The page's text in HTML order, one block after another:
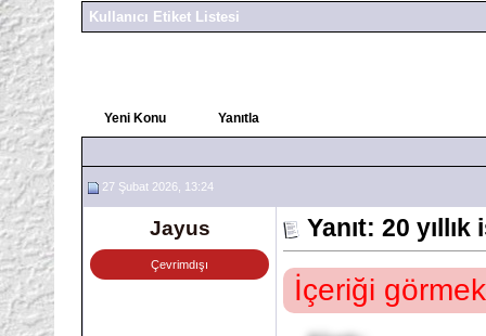
Kullanıcı Etiket Listesi
Yeni Konu Yanıtla
27 Şubat 2026, 13:24
Jayus
Çevrimdışı
Yanıt: 20
İçeriği